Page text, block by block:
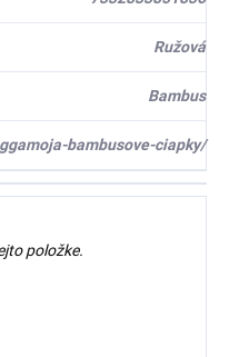
Ružová
Bambus
bambusove-ciapky/
položke.